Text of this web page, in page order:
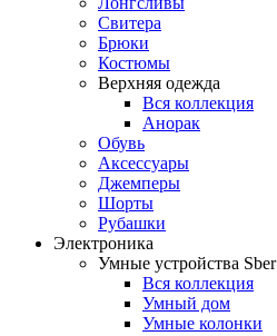
Свитера
Брюки
Костюмы
Верхняя одежда
Вся коллекция
Анорак
Обувь
Аксессуары
Джемперы
Шорты
Рубашки
Электроника
Умные устройства Sber
Вся коллекция
Умный дом
Умные колонки